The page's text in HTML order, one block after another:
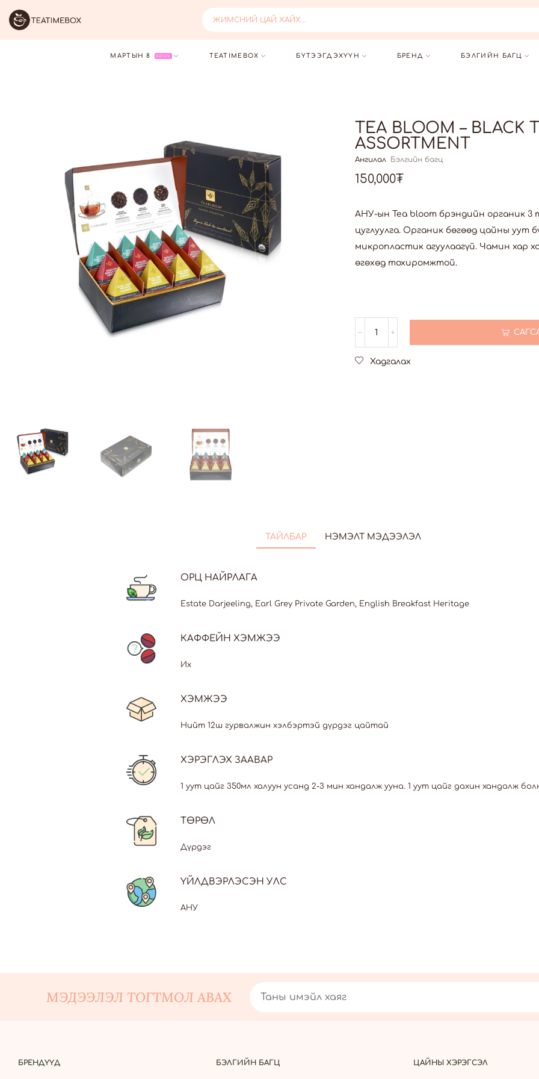
ЖИМСНИЙ ЦАЙ ХАЙХ...
МАРТЫН 8 SOON TEATIMEBOX БҮТЭЭГДЭХҮҮН БРЕНД БЭЛГИЙН БАГЦ
TEA BLOOM – BLACK
ASSORTMENT
Ангилал Бэлгийн багц
150,000₮
АНУ-ын Tea bloom брэндийн органик 3
цуглуулга. Органик бөгөөд цайны уут
микропластик агуулаагүй. Чамин хар
өгөхөд тохиромжтой.
Хадгалах
ТАЙЛБАР НЭМЭЛТ МЭДЭЭЛЭЛ
ОРЦ НАЙРЛАГА
Estate Darjeeling, Earl Grey Private Garden, English Breakfast Heritage
КАФФЕЙН ХЭМЖЭЭ
Их
ХЭМЖЭЭ
Нийт 12ш гурвалжин хэлбэртэй дүрдэг цайтай
ХЭРЭГЛЭХ ЗААВАР
1 уут цайг 350мл халуун усанд 2-3 мин хандалж ууна. 1 уут цайг дахин хандалж
ТӨРӨЛ
Дүрдэг
ҮЙЛДВЭРЛЭСЭН УЛС
АНУ
МЭДЭЭЛЭЛ ТОГТМОЛ АВАХ
БРЕНДҮҮД БЭЛГИЙН БАГЦ ЦАЙНЫ ХЭРЭГСЭЛ